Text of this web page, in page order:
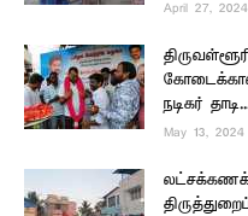
April 27, 2024
நடிகர்
May 13, 2024